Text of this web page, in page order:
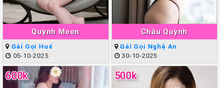
Quỳnh Moon
Gái Gọi Huế
05-10-2025
Châu Quỳnh
Gái Gọi Nghệ An
30-10-2025
600k 500k